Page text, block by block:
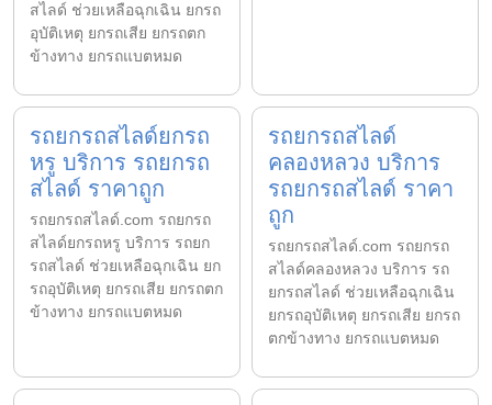
สไลด์ ช่วยเหลือฉุกเฉิน ยกรถ
อุบัติเหตุ ยกรถเสีย ยกรถตก
ข้างทาง ยกรถแบตหมด
รถยกรถสไลด์ยกรถ
หรู บริการ รถยกรถ
สไลด์ ราคาถูก
รถยกรถสไลด์.com รถยกรถ
สไลด์ยกรถหรู บริการ รถยก
รถสไลด์ ช่วยเหลือฉุกเฉิน ยก
รถอุบัติเหตุ ยกรถเสีย ยกรถตก
ข้างทาง ยกรถแบตหมด
รถยกรถสไลด์
คลองหลวง บริการ
รถยกรถสไลด์ ราคา
ถูก
รถยกรถสไลด์.com รถยกรถ
สไลด์คลองหลวง บริการ รถ
ยกรถสไลด์ ช่วยเหลือฉุกเฉิน
ยกรถอุบัติเหตุ ยกรถเสีย ยกรถ
ตกข้างทาง ยกรถแบตหมด